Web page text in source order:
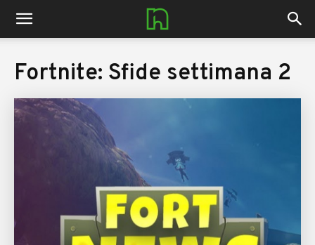
nerdhub.it
Fortnite: Sfide settimana 2